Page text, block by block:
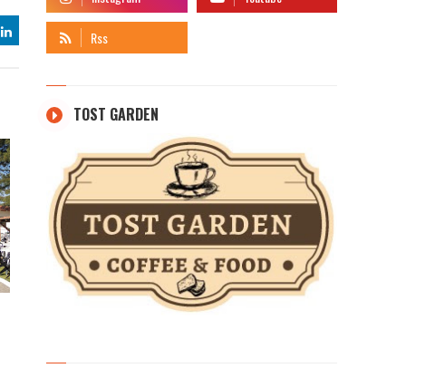
TOST GARDEN